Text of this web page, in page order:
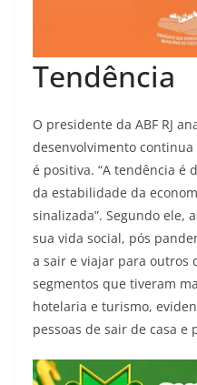
Tendência
O presidente da ABF RJ
desenvolvimento
é positiva. “A tendência é
da estabilidade da
sinalizada”. Segundo ele,
sua vida social, pós
a sair e viajar para outros
segmentos que tiveram
hotelaria e turismo,
pessoas de sair de casa e